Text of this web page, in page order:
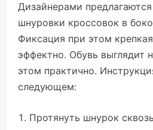
Дизайнерами
шнуровки кроссовок в
Фиксация при этом
эффектно. Обувь выглядит
этом практично.
следующем:
Протянуть шнурок